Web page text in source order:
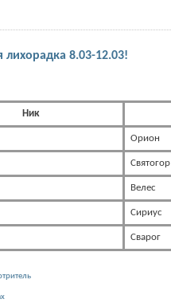
8.03-12.03!
Ник
Орион
Святогор
Велес
Сириус
Сварог